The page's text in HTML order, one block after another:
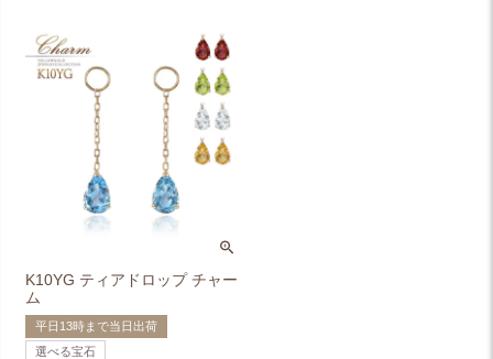
K10YG ティアドロップ チャー
ム
平日13時まで当日出荷
選べる宝石